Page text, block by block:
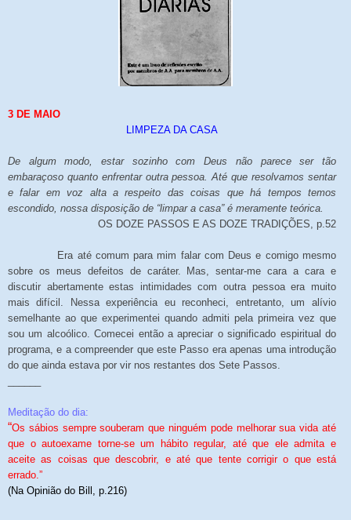
3 DE MAIO
LIMPEZA DA CASA
De algum modo, estar sozinho com Deus não parece ser tão
embaraçoso quanto enfrentar outra pessoa. Até que resolvamos sentar
e falar em voz alta a respeito das coisas que há tempos temos
escondido, nossa disposição de “limpar a casa” é meramente teórica.
OS DOZE PASSOS E AS DOZE TRADIÇÕES, p.52
Era até comum para mim falar com Deus e comigo mesmo
sobre os meus defeitos de caráter. Mas, sentar-me cara a cara e
discutir abertamente estas intimidades com outra pessoa era muito
mais difícil. Nessa experiência eu reconheci, entretanto, um alívio
semelhante ao que experimentei quando admiti pela primeira vez que
sou um alcoólico. Comecei então a apreciar o significado espiritual do
programa, e a compreender que este Passo era apenas uma introdução
do que ainda estava por vir nos restantes dos Sete Passos.
Meditação do dia:
“Os sábios sempre souberam que ninguém pode melhorar sua vida até
que o autoexame torne-se um hábito regular, até que ele admita e
aceite as coisas que descobrir, e até que tente corrigir o que está
errado.”
(Na Opinião do Bill, p.216)